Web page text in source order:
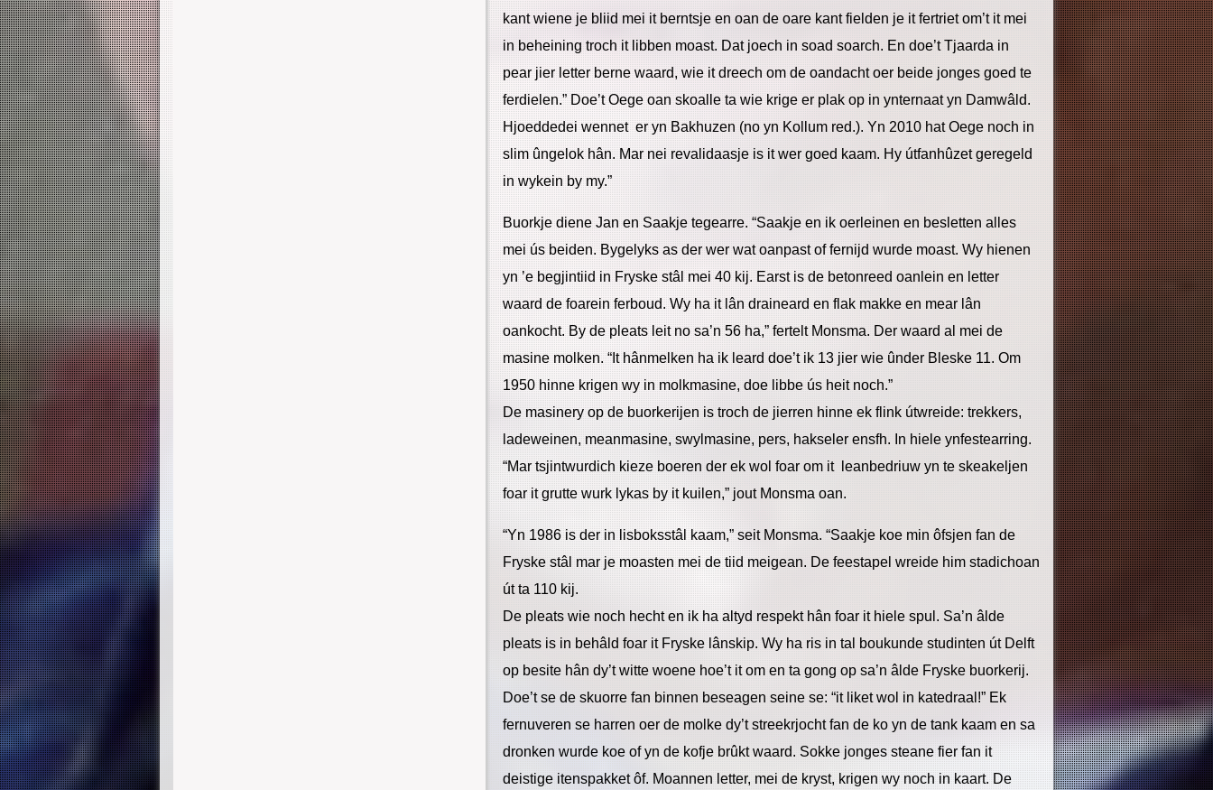
kant wiene je bliid mei it berntsje en oan de oare kant fielden je it fertriet om’t it mei
in beheining troch it libben moast. Dat joech in soad soarch. En doe’t Tjaarda in
pear jier letter berne waard, wie it dreech om de oandacht oer beide jonges goed te
ferdielen.” Doe’t Oege oan skoalle ta wie krige er plak op in ynternaat yn Damwâld.
Hjoeddedei wennet er yn Bakhuzen (no yn Kollum red.). Yn 2010 hat Oege noch in
slim ûngelok hân. Mar nei revalidaasje is it wer goed kaam. Hy útfanhûzet geregeld
in wykein by my.”
Buorkje diene Jan en Saakje tegearre. “Saakje en ik oerleinen en besletten alles
mei ús beiden. Bygelyks as der wer wat oanpast of fernijd wurde moast. Wy hienen
yn ’e begjintiid in Fryske stâl mei 40 kij. Earst is de betonreed oanlein en letter
waard de foarein ferboud. Wy ha it lân draineard en flak makke en mear lân
oankocht. By de pleats leit no sa’n 56 ha,” fertelt Monsma. Der waard al mei de
masine molken. “It hânmelken ha ik leard doe’t ik 13 jier wie ûnder Bleske 11. Om
1950 hinne krigen wy in molkmasine, doe libbe ús heit noch.”
De masinery op de buorkerijen is troch de jierren hinne ek flink útwreide: trekkers,
ladeweinen, meanmasine, swylmasine, pers, hakseler ensfh. In hiele ynfestearring.
“Mar tsjintwurdich kieze boeren der ek wol foar om it leanbedriuw yn te skeakeljen
foar it grutte wurk lykas by it kuilen,” jout Monsma oan.
“Yn 1986 is der in lisboksstâl kaam,” seit Monsma. “Saakje koe min ôfsjen fan de
Fryske stâl mar je moasten mei de tiid meigean. De feestapel wreide him stadichoan
út ta 110 kij.
De pleats wie noch hecht en ik ha altyd respekt hân foar it hiele spul. Sa’n âlde
pleats is in behâld foar it Fryske lânskip. Wy ha ris in tal boukunde studinten út Delft
op besite hân dy’t witte woene hoe’t it om en ta gong op sa’n âlde Fryske buorkerij.
Doe’t se de skuorre fan binnen beseagen seine se: “it liket wol in katedraal!” Ek
fernuveren se harren oer de molke dy’t streekrjocht fan de ko yn de tank kaam en sa
dronken wurde koe of yn de kofje brûkt waard. Sokke jonges steane fier fan it
deistige itenspakket ôf. Moannen letter, mei de kryst, krigen wy noch in kaart. De